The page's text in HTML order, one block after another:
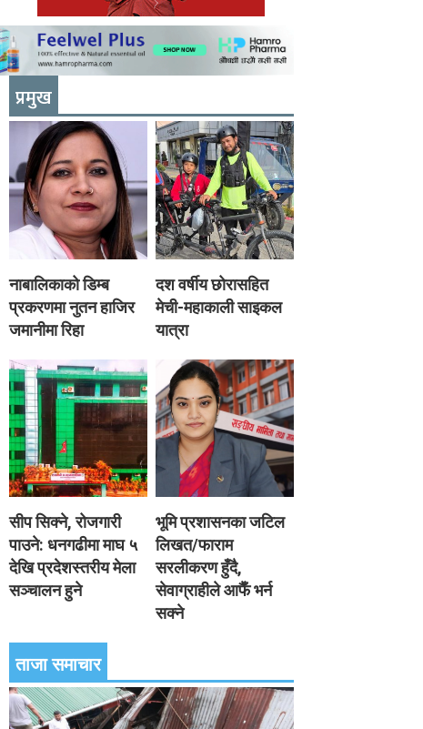
प्रमुख
नाबालिकाको डिम्ब
प्रकरणमा नुतन हाजिर
जमानीमा रिहा
दश वर्षीय छोरासहित
मेची-महाकाली साइकल
यात्रा
सीप सिक्ने, रोजगारी
पाउने: धनगढीमा माघ ५
देखि प्रदेशस्तरीय मेला
सञ्चालन हुने
भूमि प्रशासनका जटिल
लिखत/फाराम
सरलीकरण हुँदै,
सेवाग्राहीले आफैँ भर्न
सक्ने
ताजा समाचार